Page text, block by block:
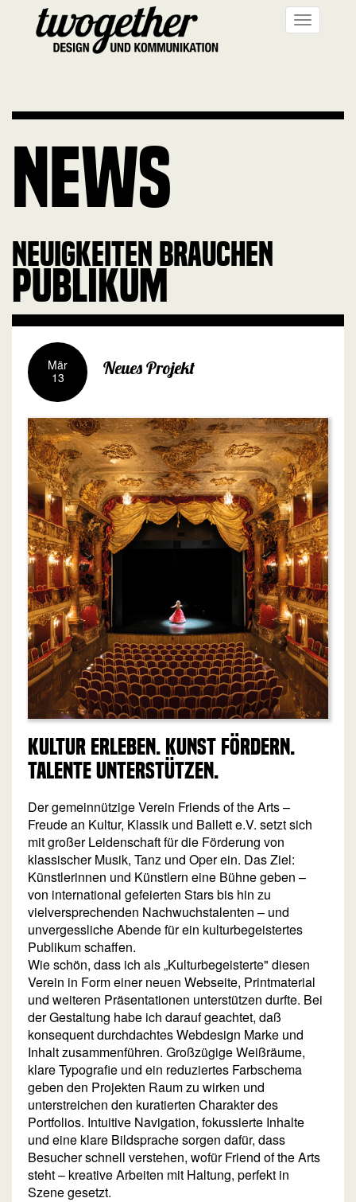
Toggle
NEWS
NEUIGKEITEN BRAUCHEN
PUBLIKUM
Mär
13
Neues Projekt
Kultur erleben. Kunst fördern.
Talente unterstützen.
Der gemeinnützige Verein Friends of the Arts –
Freude an Kultur, Klassik und Ballett e.V. setzt sich
mit großer Leidenschaft für die Förderung von
klassischer Musik, Tanz und Oper ein. Das Ziel:
Künstlerinnen und Künstlern eine Bühne geben –
von international gefeierten Stars bis hin zu
vielversprechenden Nachwuchstalenten – und
unvergessliche Abende für ein kulturbegeistertes
Publikum schaffen.
Wie schön, dass ich als „Kulturbegeisterte" diesen
Verein in Form einer neuen Webseite, Printmaterial
und weiteren Präsentationen unterstützen durfte. Bei
der Gestaltung habe ich darauf geachtet, daß
konsequent durchdachtes Webdesign Marke und
Inhalt zusammenführen. Großzügige Weißräume,
klare Typografie und ein reduziertes Farbschema
geben den Projekten Raum zu wirken und
unterstreichen den kuratierten Charakter des
Portfolios. Intuitive Navigation, fokussierte Inhalte
und eine klare Bildsprache sorgen dafür, dass
Besucher schnell verstehen, wofür Friend of the Arts
steht – kreative Arbeiten mit Haltung, perfekt in
Szene gesetzt.